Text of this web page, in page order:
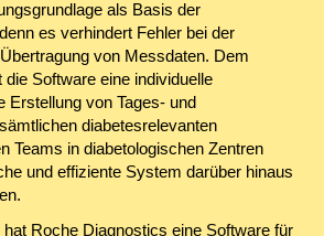
als Basis der
es verhindert Fehler bei der
von Messdaten. Dem
Software eine individuelle
Erstellung von Tages- und
diabetesrelevanten
Teams in diabetologischen Zentren
und effiziente System darüber hinaus
Roche Diagnostics eine Software für